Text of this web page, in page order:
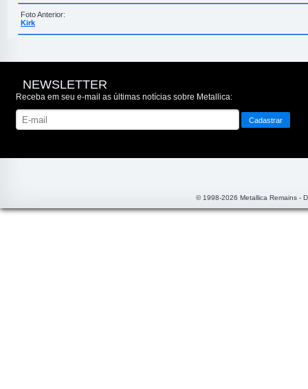
Foto Anterior:
Kirk
NEWSLETTER
Receba em seu e-mail as últimas notícias sobre Metallica:
© 1998-2026 Metallica Remains -